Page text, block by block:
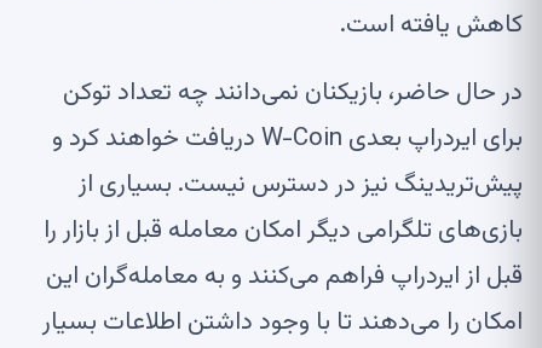
کاهش یافته است.
در حال حاضر، بازیکنان نمی‌دانند چه تعداد توکن
برای ایردراپ بعدی W-Coin دریافت خواهند کرد و
پیش‌تریدینگ نیز در دسترس نیست. بسیاری از
بازی‌های تلگرامی دیگر امکان معامله قبل از بازار را
قبل از ایردراپ فراهم می‌کنند و به معامله‌گران این
امکان را می‌دهند تا با وجود داشتن اطلاعات بسیار